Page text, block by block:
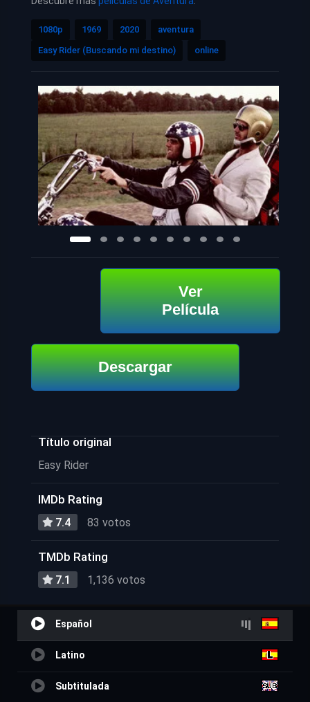
1080p 1969 2020
aventura
Easy Rider (Buscando mi destino)
online
Ver
Película
Descargar
Título original
Easy Rider
IMDb Rating
7.4 83 votos
TMDb Rating
7.1 1,136 votos
Español
Latino
Subtitulada